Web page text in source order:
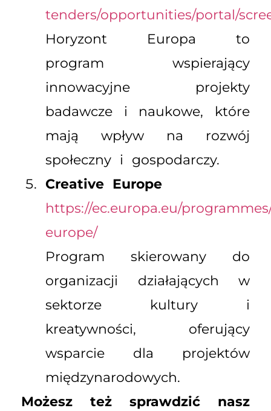
tenders/opportunities/portal/
Horyzont Europa to
program wspierający
innowacyjne projekty
badawcze i naukowe, które
mają wpływ na rozwój
społeczny i gospodarczy.
Creative Europe
https://ec.europa.eu/
europe/
Program skierowany do
organizacji działających w
sektorze kultury i
kreatywności, oferujący
wsparcie dla projektów
międzynarodowych.
Możesz też sprawdzić nasz